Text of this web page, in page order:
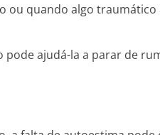
ou quando algo traumático
ajudá-la a parar de